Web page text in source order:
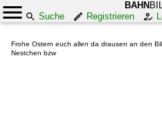
BAHN
Suche
Registrieren
Frohe Ostern euch allen da drausen an den
Nestchen bzw